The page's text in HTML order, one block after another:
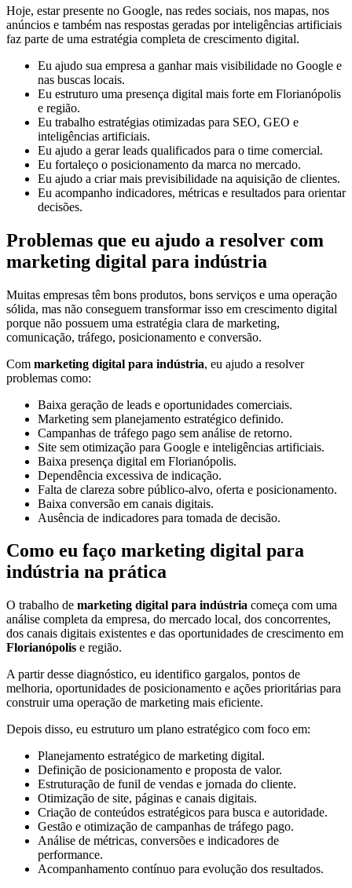
Hoje, estar presente no Google, nas redes sociais, nos mapas, nos
anúncios e também nas respostas geradas por inteligências artificiais
faz parte de uma estratégia completa de crescimento digital.
Eu ajudo sua empresa a ganhar mais visibilidade no Google e
nas buscas locais.
Eu estruturo uma presença digital mais forte em Florianópolis
e região.
Eu trabalho estratégias otimizadas para SEO, GEO e
inteligências artificiais.
Eu ajudo a gerar leads qualificados para o time comercial.
Eu fortaleço o posicionamento da marca no mercado.
Eu ajudo a criar mais previsibilidade na aquisição de clientes.
Eu acompanho indicadores, métricas e resultados para orientar
decisões.
Problemas que eu ajudo a resolver com
marketing digital para indústria
Muitas empresas têm bons produtos, bons serviços e uma operação
sólida, mas não conseguem transformar isso em crescimento digital
porque não possuem uma estratégia clara de marketing,
comunicação, tráfego, posicionamento e conversão.
Com marketing digital para indústria, eu ajudo a resolver
problemas como:
Baixa geração de leads e oportunidades comerciais.
Marketing sem planejamento estratégico definido.
Campanhas de tráfego pago sem análise de retorno.
Site sem otimização para Google e inteligências artificiais.
Baixa presença digital em Florianópolis.
Dependência excessiva de indicação.
Falta de clareza sobre público-alvo, oferta e posicionamento.
Baixa conversão em canais digitais.
Ausência de indicadores para tomada de decisão.
Como eu faço marketing digital para
indústria na prática
O trabalho de marketing digital para indústria começa com uma
análise completa da empresa, do mercado local, dos concorrentes,
dos canais digitais existentes e das oportunidades de crescimento em
Florianópolis e região.
A partir desse diagnóstico, eu identifico gargalos, pontos de
melhoria, oportunidades de posicionamento e ações prioritárias para
construir uma operação de marketing mais eficiente.
Depois disso, eu estruturo um plano estratégico com foco em:
Planejamento estratégico de marketing digital.
Definição de posicionamento e proposta de valor.
Estruturação de funil de vendas e jornada do cliente.
Otimização de site, páginas e canais digitais.
Criação de conteúdos estratégicos para busca e autoridade.
Gestão e otimização de campanhas de tráfego pago.
Análise de métricas, conversões e indicadores de
performance.
Acompanhamento contínuo para evolução dos resultados.